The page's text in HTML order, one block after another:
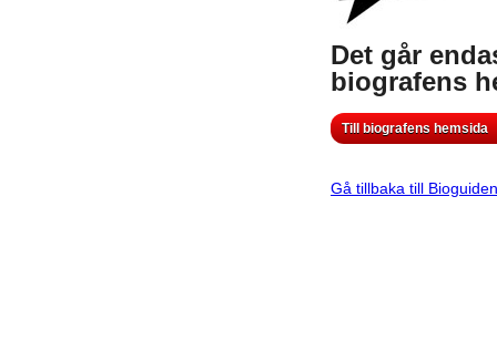
Det går
biografens
Till biografens hemsida
Gå tillbaka till Bioguiden